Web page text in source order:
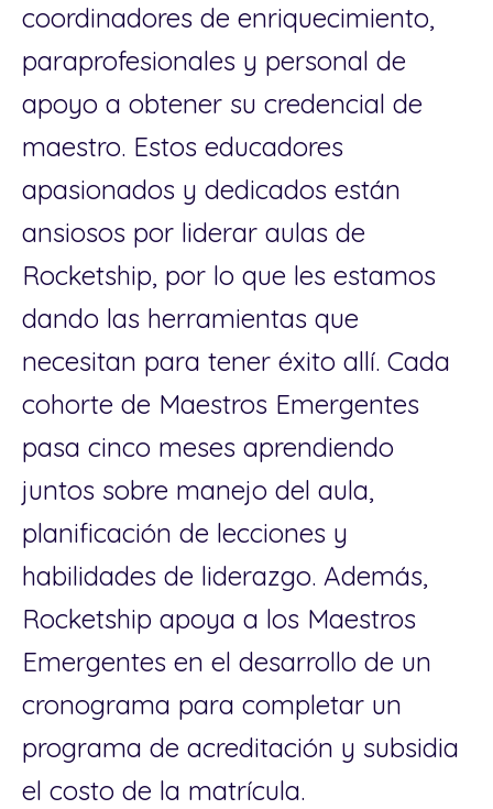
coordinadores de enriquecimiento,
paraprofesionales y personal de
apoyo a obtener su credencial de
maestro. Estos educadores
apasionados y dedicados están
ansiosos por liderar aulas de
Rocketship, por lo que les estamos
dando las herramientas que
necesitan para tener éxito allí. Cada
cohorte de Maestros Emergentes
pasa cinco meses aprendiendo
juntos sobre manejo del aula,
planificación de lecciones y
habilidades de liderazgo. Además,
Rocketship apoya a los Maestros
Emergentes en el desarrollo de un
cronograma para completar un
programa de acreditación y subsidia
el costo de la matrícula.